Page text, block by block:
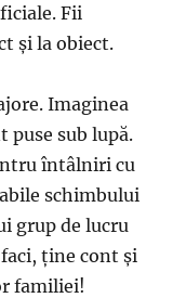
Fii
și la obiect.
Imaginea
puse sub lupă.
întâlniri cu
schimbului
grup de lucru
ține cont și
familiei!